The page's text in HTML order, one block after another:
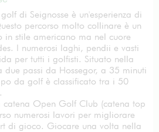
di Seignosse è un'esperienza di
percorso molto collinare è un
in stile americano ma nel cuore
I numerosi laghi, pendii e vasti
per tutti i golfisti. Situato nella
due passi da Hossegor, a 35 minuti
da golf è classificato tra i 50
Open Golf Club (catena top
numerosi lavori per migliorare
di gioco. Giocare una volta nella